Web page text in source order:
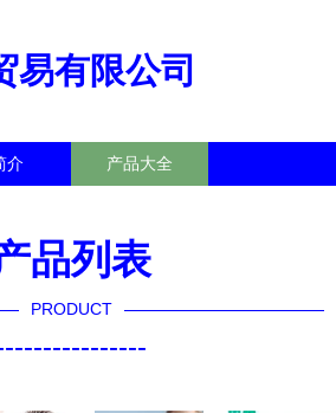
易有限公司
介 产品大全
品列表
PRODUCT